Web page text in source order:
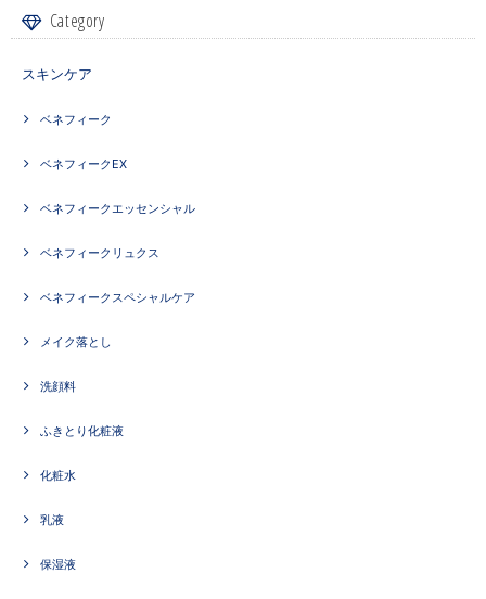
Category
スキンケア
ベネフィーク
ベネフィークEX
ベネフィークエッセンシャル
ベネフィークリュクス
ベネフィークスペシャルケア
メイク落とし
洗顔料
ふきとり化粧液
化粧水
乳液
保湿液